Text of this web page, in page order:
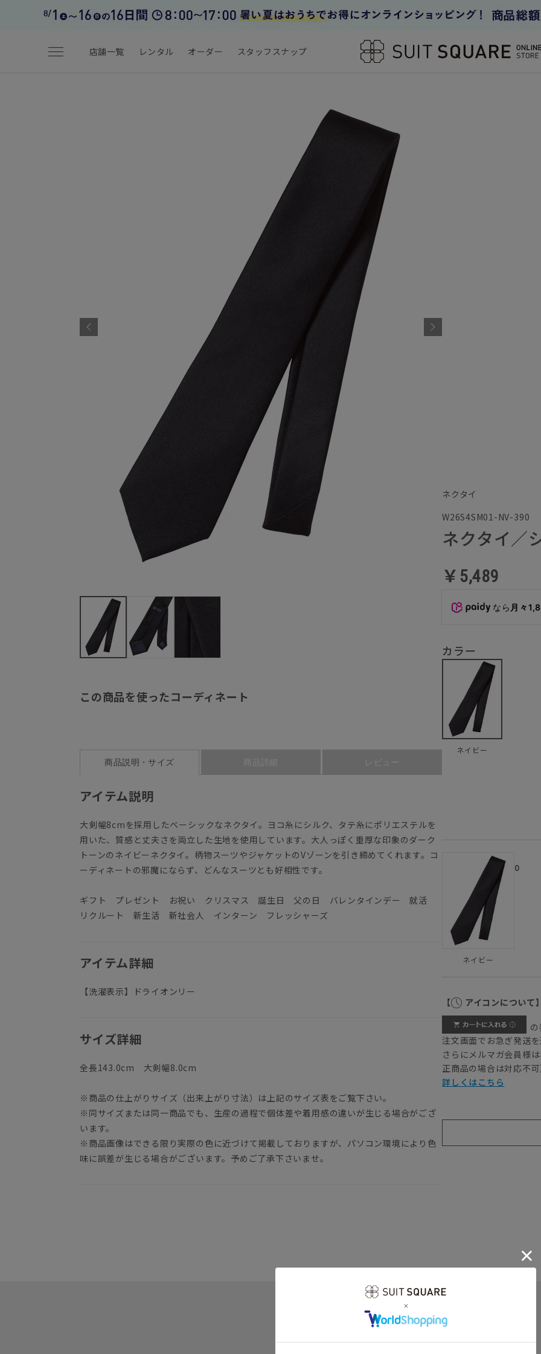
menu 店舗一覧 レンタル オーダー スタッフスナップ
この商品を使ったコーディネート
商品説明・サイズ 商品詳細 レビュー
アイテム説明
大剣幅8cmを採用したベーシックなネクタイ。ヨコ糸にシルク、タテ糸にポリエステルを
用いた、質感と丈夫さを両立した生地を使用しています。大人っぽく重厚な印象のダーク
トーンのネイビーネクタイ。柄物スーツやジャケットのVゾーンを引き締めてくれます。コ
ーディネートの邪魔にならず、どんなスーツとも好相性です。
ギフト プレゼント お祝い クリスマス 誕生日 父の日 バレンタインデー 就活
リクルート 新生活 新社会人 インターン フレッシャーズ
アイテム詳細
【洗濯表示】ドライオンリー
サイズ詳細
全長143.0cm 大剣幅8.0cm
※商品の仕上がりサイズ（出来上がり寸法）は上記のサイズ表をご覧下さい。
※同サイズまたは同一商品でも、生産の過程で個体差や着用感の違いが生じる場合がござ
います。
※商品画像はできる限り実際の色に近づけて掲載しておりますが、パソコン環境により色
味に誤差が生じる場合がございます。予めご了承下さいませ。
ネクタイ
W26S4SM01-NV-390
ネクタイ／
￥5,489
なら 月々
カラー
ネイビー
ネイビー
0
【 アイコンについて】
の
注文画面でお急ぎ発送を
さらにメルマガ会員様
正商品の場合は対応不可
詳しくはこちら
関連カテゴリから他の商品を探す